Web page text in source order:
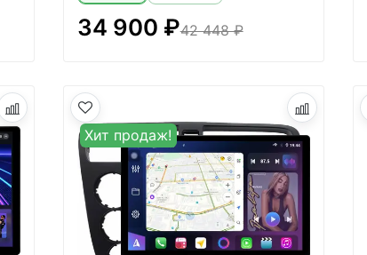
34 900 ₽42 448 ₽
Хит продаж!